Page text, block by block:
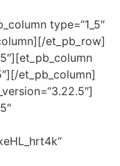
type=“1_5″
et_pb_row]
et_pb_column]